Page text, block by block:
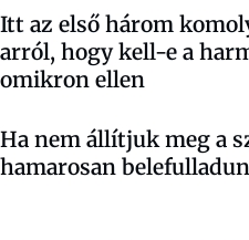
Itt az első három
arról, hogy kell-e a
omikron ellen
Ha nem állítjuk meg a
hamarosan